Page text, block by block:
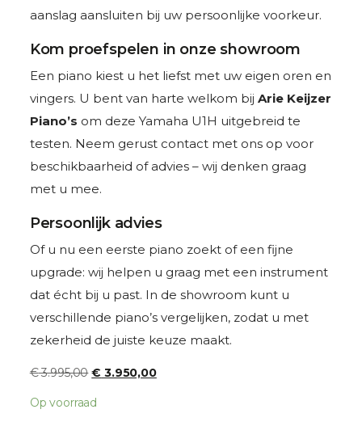
aanslag aansluiten bij uw persoonlijke voorkeur.
Kom proefspelen in onze showroom
Een piano kiest u het liefst met uw eigen oren en
vingers. U bent van harte welkom bij Arie Keijzer
Piano’s om deze Yamaha U1H uitgebreid te
testen. Neem gerust contact met ons op voor
beschikbaarheid of advies – wij denken graag
met u mee.
Persoonlijk advies
Of u nu een eerste piano zoekt of een fijne
upgrade: wij helpen u graag met een instrument
dat écht bij u past. In de showroom kunt u
verschillende piano’s vergelijken, zodat u met
zekerheid de juiste keuze maakt.
€3.995,00 € 3.950,00
Op voorraad